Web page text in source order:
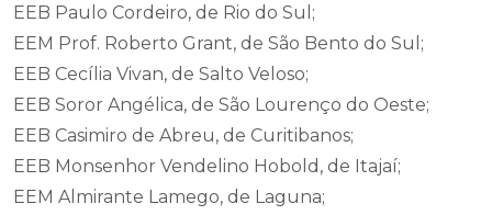
EEB Paulo Cordeiro, de Rio do Sul;
EEM Prof. Roberto Grant, de São Bento do Sul;
EEB Cecília Vivan, de Salto Veloso;
EEB Soror Angélica, de São Lourenço do Oeste;
EEB Casimiro de Abreu, de Curitibanos;
EEB Monsenhor Vendelino Hobold, de Itajaí;
EEM Almirante Lamego, de Laguna;